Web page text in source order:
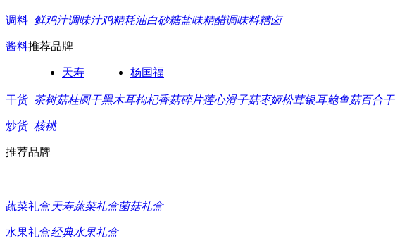
调料 鲜鸡汁调味汁鸡精耗油白砂糖盐味精醋调味料糟卤
酱料推荐品牌
天寿 杨国福
干货 茶树菇桂圆干黑木耳枸杞香菇碎片莲心滑子菇枣姬松茸银耳鲍鱼菇百合干
炒货 核桃
推荐品牌
蔬菜礼盒 天寿蔬菜礼盒菌菇礼盒
水果礼盒经典水果礼盒